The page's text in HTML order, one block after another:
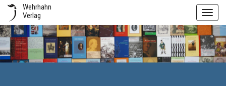
Wehrhahn
Verlag